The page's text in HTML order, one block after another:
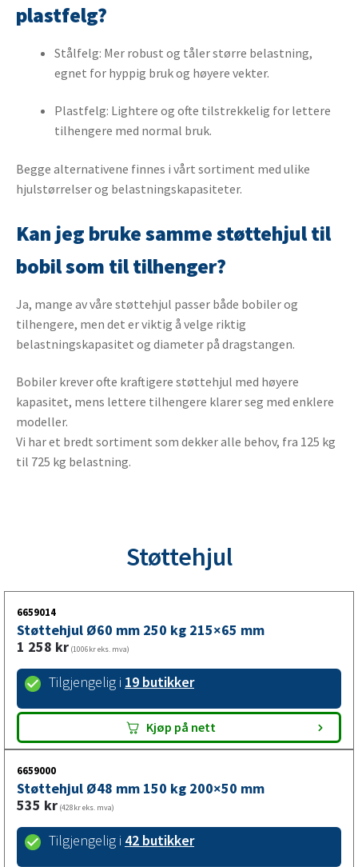
plastfelg?
Stålfelg: Mer robust og tåler større belastning,
egnet for hyppig bruk og høyere vekter.
Plastfelg: Lightere og ofte tilstrekkelig for lettere
tilhengere med normal bruk.
Begge alternativene finnes i vårt sortiment med ulike
hjulstørrelser og belastningskapasiteter.
Kan jeg bruke samme støttehjul til
bobil som til tilhenger?
Ja, mange av våre støttehjul passer både bobiler og
tilhengere, men det er viktig å velge riktig
belastningskapasitet og diameter på dragstangen.
Bobiler krever ofte kraftigere støttehjul med høyere
kapasitet, mens lettere tilhengere klarer seg med enklere
modeller.
Vi har et bredt sortiment som dekker alle behov, fra 125 kg
til 725 kg belastning.
Støttehjul
6659014
Støttehjul Ø60 mm 250 kg 215×65 mm
1 258 kr (1006kr eks. mva)
Tilgjengelig i 19 butikker
Kjøp på nett
6659000
Støttehjul Ø48 mm 150 kg 200×50 mm
535 kr (428kr eks. mva)
Tilgjengelig i 42 butikker